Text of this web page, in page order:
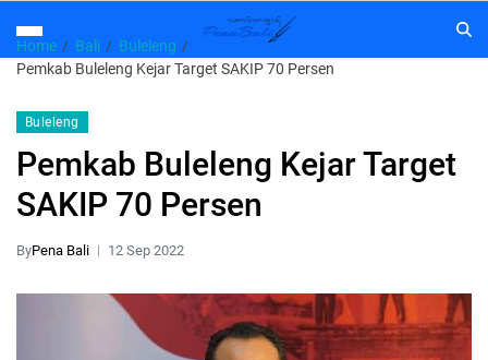
Home Bali
Buleleng
Pemkab Buleleng Kejar Target SAKIP 70 Persen
Buleleng
Pemkab Buleleng Kejar Target
SAKIP 70 Persen
ByPena Bali 12 Sep 2022